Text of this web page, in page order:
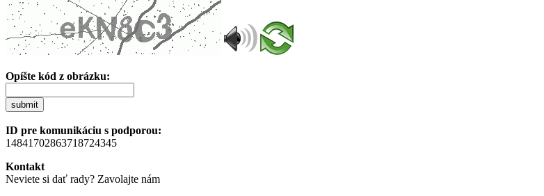
Opíšte kód z obrázku:
submit
ID pre komunikáciu s podporou:
14841702863718724345
Kontakt
Neviete si dať rady? Zavolajte nám